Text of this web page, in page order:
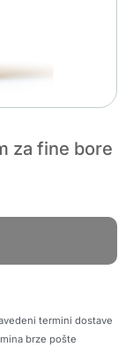
za fine bore
termini dostave
brze pošte